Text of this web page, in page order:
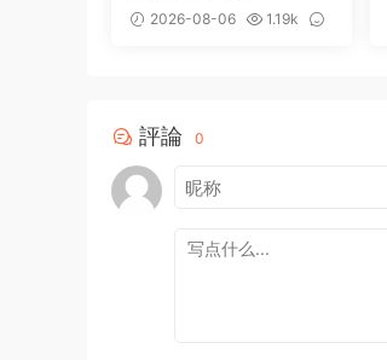
2026-08-06
1.19k
評論 0